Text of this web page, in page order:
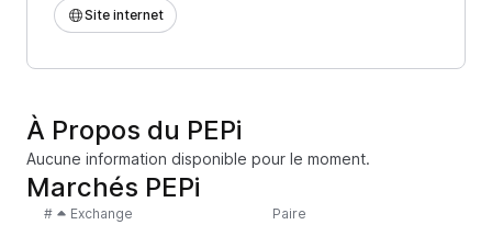
Site internet
À Propos du PEPi
Aucune information disponible pour le moment.
Marchés PEPi
# Exchange Paire